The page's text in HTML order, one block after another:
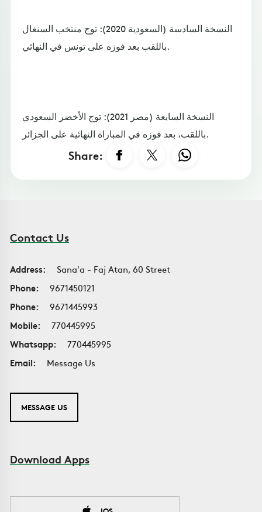
النسخة السادسة (السعودية 2020): توج منتخب السنغال
باللقب بعد فوزه على تونس في النهائي.
النسخة السابعة (مصر 2021): توج الأخضر السعودي
باللقب، بعد فوزه في المباراة النهائية على الجزائر.
Share:
Contact Us
Address:
Sana'a - Faj Atan, 60 Street
Phone:
9671450121
Phone:
9671445993
Mobile:
770445995
Whatsapp:
770445995
Email:
Message Us
MESSAGE US
Download Apps